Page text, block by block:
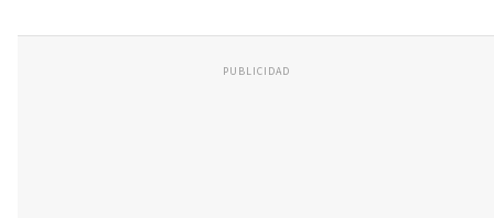
PUBLICIDAD